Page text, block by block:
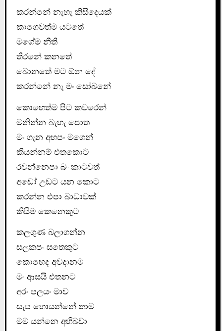
කරන්නේ නැහැ කිසිදෙයක්
කාගෙවත්ම යටතේ
මගේම නීති
තීරනේ කනතේ
බොනතේ මට ඕන දේ
කරන්නේ නෑ මං සෝබනේ
කොහෙත්ම පිට කවරෙන්
මනින්න බැහැ පොත
මං ගැන අහපං මගෙන්
කියන්නම් එතකොට
රවන්නෙපා බං කාටවත්
අඩෝ උඩට යන කොට
කරන්න එපා බාධාවක්
කිසිම කෙනෙකුට
කලගුණ බලාගන්න
සලකපං සතෙකුට
කොහෙද අවදානම
මං ආසයි එතනට
අරං පලයං මාව
සැප හොයන්නේ තාම
මම යන්නෙ අභිබවා